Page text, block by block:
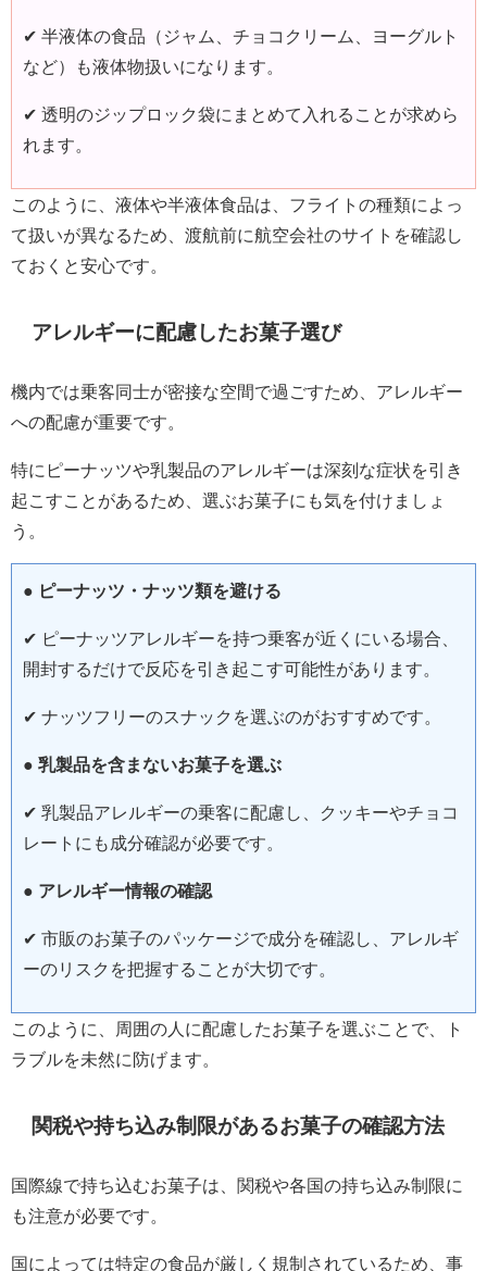
✔ 半液体の食品（ジャム、チョコクリーム、ヨーグルト
など）も液体物扱いになります。
✔ 透明のジップロック袋にまとめて入れることが求めら
れます。
このように、液体や半液体食品は、フライトの種類によっ
て扱いが異なるため、渡航前に航空会社のサイトを確認し
ておくと安心です。
アレルギーに配慮したお菓子選び
機内では乗客同士が密接な空間で過ごすため、アレルギー
への配慮が重要です。
特にピーナッツや乳製品のアレルギーは深刻な症状を引き
起こすことがあるため、選ぶお菓子にも気を付けましょ
う。
● ピーナッツ・ナッツ類を避ける
✔ ピーナッツアレルギーを持つ乗客が近くにいる場合、
開封するだけで反応を引き起こす可能性があります。
✔ ナッツフリーのスナックを選ぶのがおすすめです。
● 乳製品を含まないお菓子を選ぶ
✔ 乳製品アレルギーの乗客に配慮し、クッキーやチョコ
レートにも成分確認が必要です。
● アレルギー情報の確認
✔ 市販のお菓子のパッケージで成分を確認し、アレルギ
ーのリスクを把握することが大切です。
このように、周囲の人に配慮したお菓子を選ぶことで、ト
ラブルを未然に防げます。
関税や持ち込み制限があるお菓子の確認方法
国際線で持ち込むお菓子は、関税や各国の持ち込み制限に
も注意が必要です。
国によっては特定の食品が厳しく規制されているため、事